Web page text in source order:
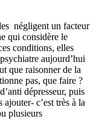
négligent un facteur
qui considère le
conditions, elles
aujourd’hui
que raisonner de la
pas, que faire ?
dépresseur, puis
c’est très à la
plusieurs